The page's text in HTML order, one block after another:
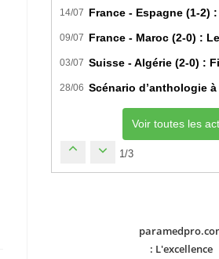
14/07 France - Espagne (1-
09/07 France - Maroc (2-0) :
03/07 Suisse - Algérie (2-0) :
28/06 Scénario d’anthologie
Voir toutes les
1/3
: L'excellence